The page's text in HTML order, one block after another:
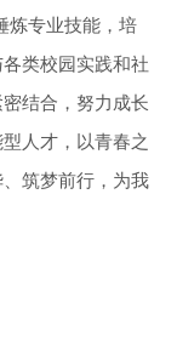
炼专业技能，培
类校园实践和社
结合，努力成长
人才，以青春之
筑梦前行，为我